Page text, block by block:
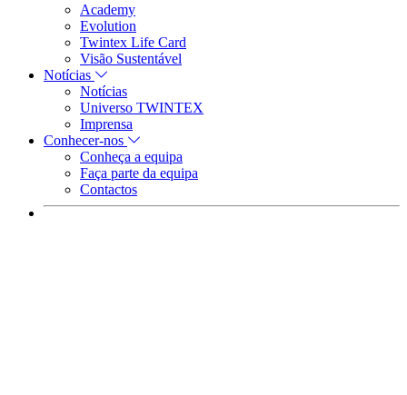
Academy
Evolution
Twintex Life Card
Visão Sustentável
Notícias
Notícias
Universo TWINTEX
Imprensa
Conhecer-nos
Conheça a equipa
Faça parte da equipa
Contactos